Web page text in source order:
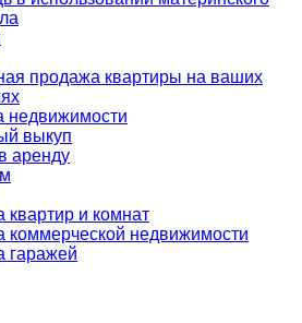
продажа квартиры на ваших
недвижимости
выкуп
аренду
квартир и комнат
коммерческой недвижимости
гаражей